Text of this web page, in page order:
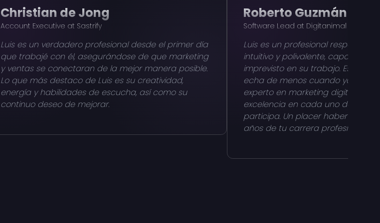
Christian de Jong
Account Executive at Sastrify
Luis es un verdadero profesional desde el primer día
que trabajé con él, asegurándose de que marketing
y ventas se conectaran de la mejor manera posible.
Lo que más destaco de Luis es su creatividad,
energía y habilidades de escucha, así como su
continuo deseo de mejorar.
Roberto Guzmán
Software Lead at Digitanimal
Luis es un profesional
intuitivo y polivalente, capaz de
imprevisto en su trabajo. Es un
echa de menos cuando ya no
experto en marketing digital que
excelencia en cada uno de los
participa. Un placer haber
años de tu carrera profesional,